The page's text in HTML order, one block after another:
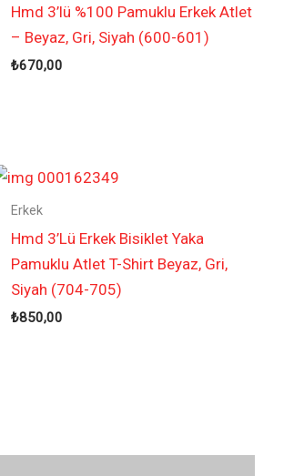
Hmd 3’lü %100 Pamuklu Erkek Atlet
– Beyaz, Gri, Siyah (600-601)
₺670,00
Erkek
Hmd 3’Lü Erkek Bisiklet Yaka
Pamuklu Atlet T-Shirt Beyaz, Gri,
Siyah (704-705)
₺850,00